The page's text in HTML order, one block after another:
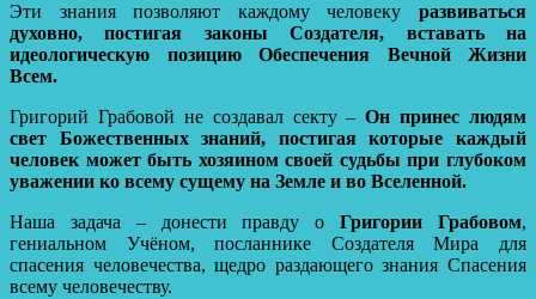
Эти знания позволяют каждому человеку развиваться
духовно, постигая законы Создателя, вставать на
идеологическую позицию Обеспечения Вечной Жизни
Всем.
Григорий Грабовой не создавал секту –Он принес людям
свет Божественных знаний, постигая которые каждый
человек может быть хозяином своей судьбы при глубоком
уважении ко всему сущему на Земле и во Вселенной.
Наша задача – донести правду оГригории Грабовом,
гениальном Учёном, посланнике Создателя Мира для
спасения человечества, щедро раздающего знания Спасения
всему человечеству.